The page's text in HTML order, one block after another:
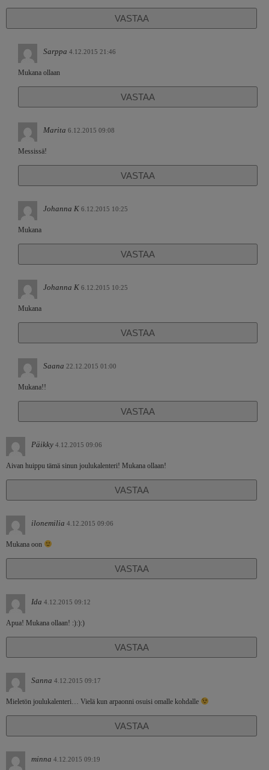
VASTAA
Sarppa 4.12.2015 21:46
Mukana ollaan
VASTAA
Marita 6.12.2015 09:08
Messissä!
VASTAA
Johanna K 6.12.2015 10:25
Mukana
VASTAA
Johanna K 6.12.2015 10:25
Mukana
VASTAA
Saana 22.12.2015 01:00
Mukana!!
VASTAA
Päikky 4.12.2015 09:06
Aivan huippu tämä sinun joulukalenteri! Mukana ollaan!
VASTAA
ilonemilia 4.12.2015 09:06
Mukana oon
VASTAA
Ida 4.12.2015 09:12
Apua! Mukana ollaan! :):):)
VASTAA
Sanna 4.12.2015 09:17
Mieletön joulukalenteri… Vielä kun arpaonni osuisi omalle kohdalle
VASTAA
minna 4.12.2015 09:19